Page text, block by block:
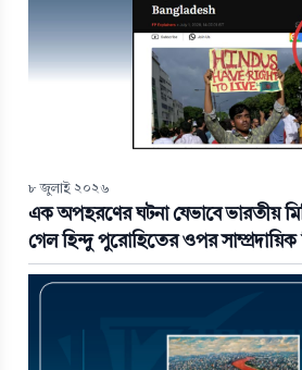
৮ জুলাই ২০২৬
এক অপহরণের ঘটনা যেভাবে ভারতীয়
গেল হিন্দু পুরোহিতের ওপর সাম্প্রদায়িক